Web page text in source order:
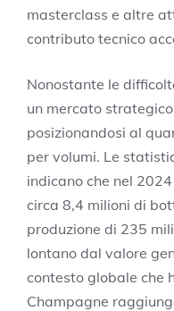
masterclass e altre
contributo tecnico
Nonostante le
un mercato
posizionandosi al
per volumi. Le
indicano che nel
circa 8,4 milioni di
produzione di 235
lontano dal valore
contesto globale che
Champagne